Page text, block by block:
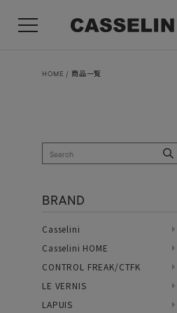
HOME 商品一覧
BRAND
Casselini
Casselini HOME
CONTROL FREAK/CTFK
LE VERNIS
LAPUIS